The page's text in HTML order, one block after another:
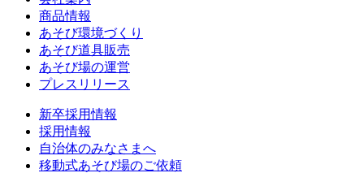
商品情報
あそび環境づくり
あそび道具販売
あそび場の運営
プレスリリース
新卒採用情報
採用情報
自治体のみなさまへ
移動式あそび場のご依頼